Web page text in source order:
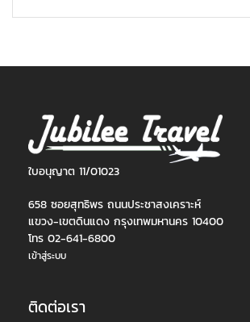
ใบอนุญาต 11/01023
658 ซอยสุทธิพร ถนนประชาสงเคราะห์
แขวง-เขตดินแดง กรุงเทพมหานคร 10400
โทร 02-641-6800
เข้าสู่ระบบ
ติดต่อเรา